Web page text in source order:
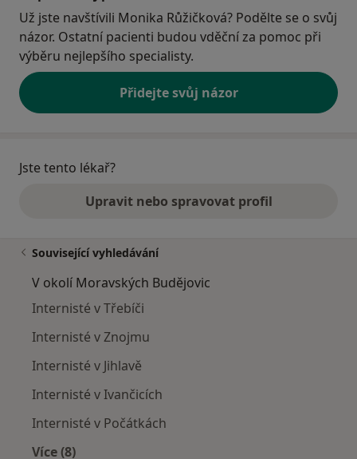
Už jste navštívili Monika Růžičková? Podělte se o svůj
názor. Ostatní pacienti budou vděční za pomoc při
výběru nejlepšího specialisty.
Přidejte svůj názor
Jste tento lékař?
Upravit nebo spravovat profil
Související vyhledávání
V okolí Moravských Budějovic
Internisté v Třebíči
Internisté v Znojmu
Internisté v Jihlavě
Internisté v Ivančicích
Internisté v Počátkách
Více (8)